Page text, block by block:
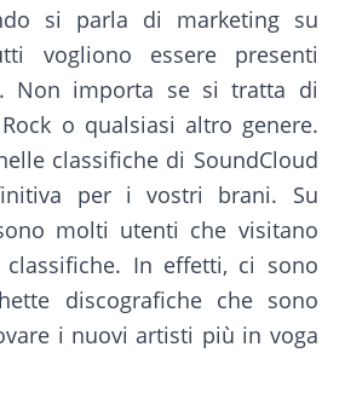
si parla di marketing su
vogliono essere presenti
Non importa se si tratta di
o qualsiasi altro genere.
classifiche di SoundCloud
per i vostri brani. Su
molti utenti che visitano
classifiche. In effetti, ci sono
discografiche che sono
i nuovi artisti più in voga